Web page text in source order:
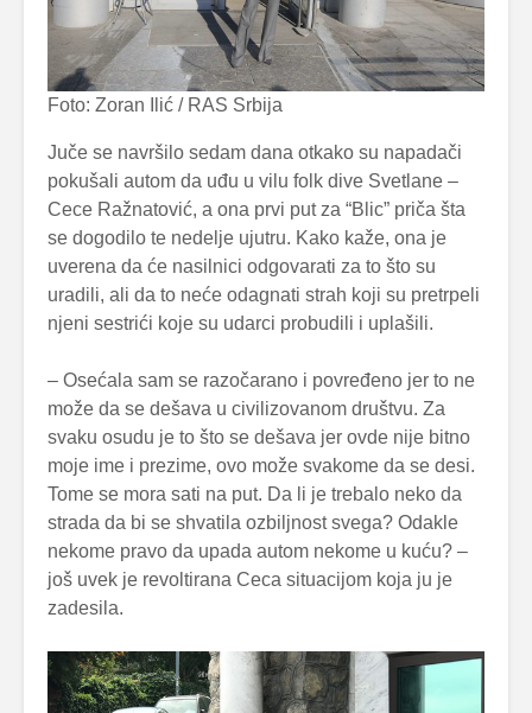
Foto: Zoran Ilić / RAS Srbija
Juče se navršilo sedam dana otkako su napadači
pokušali autom da uđu u vilu folk dive Svetlane –
Cece Ražnatović, a ona prvi put za “Blic” priča šta
se dogodilo te nedelje ujutru. Kako kaže, ona je
uverena da će nasilnici odgovarati za to što su
uradili, ali da to neće odagnati strah koji su pretrpeli
njeni sestrići koje su udarci probudili i uplašili.
– Osećala sam se razočarano i povređeno jer to ne
može da se dešava u civilizovanom društvu. Za
svaku osudu je to što se dešava jer ovde nije bitno
moje ime i prezime, ovo može svakome da se desi.
Tome se mora sati na put. Da li je trebalo neko da
strada da bi se shvatila ozbiljnost svega? Odakle
nekome pravo da upada autom nekome u kuću? –
još uvek je revoltirana Ceca situacijom koja ju je
zadesila.